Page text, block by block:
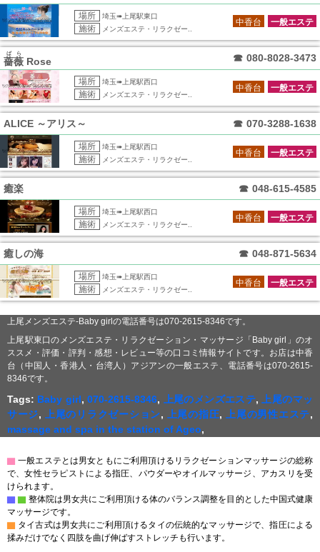
場所 埼玉➠上尾駅東口
施術 メンズエステ・リラクゼー..
一般エステ
中香台
薔薇
ばら
Rose ☎ 080-8028-3473
場所 埼玉➠上尾駅西口
施術 メンズエステ・リラクゼー..
一般エステ
中香台
ALICE ～アリス～ ☎ 070-3288-1638
場所 埼玉➠上尾駅西口
施術 メンズエステ・リラクゼー..
一般エステ
中香台
癒楽 ☎ 048-615-4585
場所 埼玉➠上尾駅西口
施術 メンズエステ・リラクゼー..
一般エステ
中香台
癒しの海 ☎ 048-871-5634
場所 埼玉➠上尾駅西口
施術 メンズエステ・リラクゼー..
一般エステ
中香台
上尾メンズエステ-Baby girlの電話番号は070-2615-8346です。
上尾駅東口のメンズエステ・リラクゼーション・マッサージ「Baby girl」のオ
ススメ・評価・評判・感想・レビュー等の口コミ情報サイトです。お店は中香
台（中国人・香港人・台湾人）アジアンの一般エステ、電話番号は070-2615-
8346です。
Tags: Baby girl,070-2615-8346, 上尾のメンズエステ,
上尾のマッ
サージ, 上尾のリラクゼーション, 上尾の指圧, 上尾の男性エステ,
massage and spa in the station of Ageo,
▇ 一般エステとは男女ともにご利用頂けるリラクゼーションマッサージの総称
で、女性セラピストによる指圧、パウダーやオイルマッサージ、アカスリを受
けられます。
▇ ▇ 整体院は男女共にご利用頂ける体のバランス調整を目的とした中国式健康
マッサージです。
▇ タイ古式は男女共にご利用頂けるタイの伝統的なマッサージで、指圧による
揉みだけでなく四肢を曲げ伸ばすストレッチも行います。